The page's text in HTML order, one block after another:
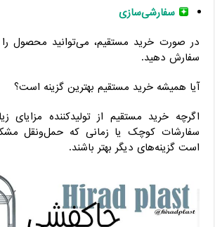
سفارشی‌سازی
در صورت خرید مستقیم، می‌توانید محصول
سفارش دهید.
آیا همیشه خرید مستقیم بهترین گزینه است؟
اگرچه خرید مستقیم از تولیدکننده مزایای
سفارشات کوچک یا زمانی که حمل‌ونقل
است گزینه‌های دیگر بهتر باشند.